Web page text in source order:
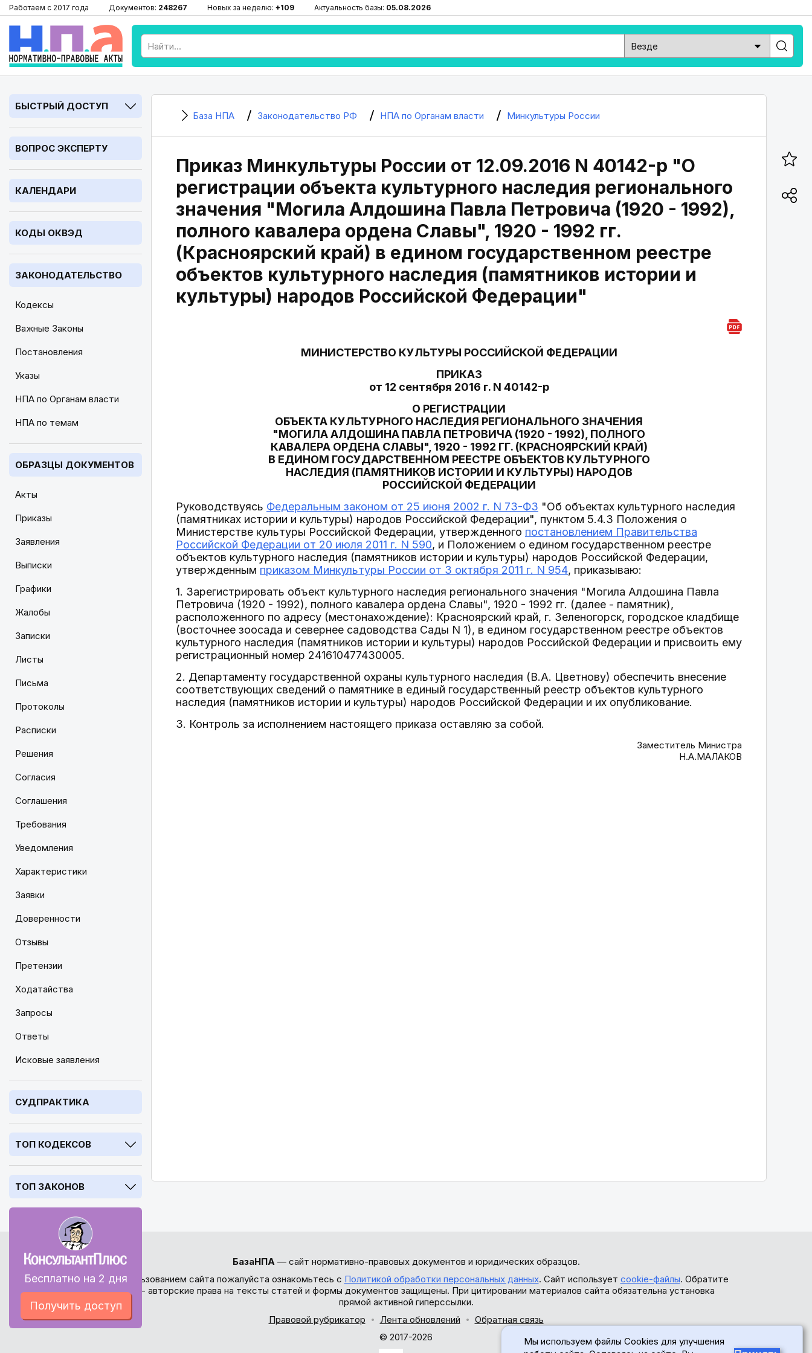
Работаем с 2017 года Документов: 248267 Новых за неделю: +109 Актуальность базы: 05.08.2026
БЫСТРЫЙ ДОСТУП
ВОПРОС ЭКСПЕРТУ
КАЛЕНДАРИ
КОДЫ ОКВЭД
ЗАКОНОДАТЕЛЬСТВО
Кодексы
Важные Законы
Постановления
Указы
НПА по Органам власти
НПА по темам
ОБРАЗЦЫ ДОКУМЕНТОВ
Акты
Приказы
Заявления
Выписки
Графики
Жалобы
Записки
Листы
Письма
Протоколы
Расписки
Решения
Согласия
Соглашения
Требования
Уведомления
Характеристики
Заявки
Доверенности
Отзывы
Претензии
Ходатайства
Запросы
Ответы
Исковые заявления
СУДПРАКТИКА
ТОП КОДЕКСОВ
ТОП ЗАКОНОВ
Бесплатно на 2 дня
Получить доступ
База НПА Законодательство РФ НПА по Органам власти Минкультуры России
Приказ Минкультуры России от 12.09.2016 N 40142-р "О
регистрации объекта культурного наследия регионального
значения "Могила Алдошина Павла Петровича (1920 - 1992),
полного кавалера ордена Славы", 1920 - 1992 гг.
(Красноярский край) в едином государственном реестре
объектов культурного наследия (памятников истории и
культуры) народов Российской Федерации"
МИНИСТЕРСТВО КУЛЬТУРЫ РОССИЙСКОЙ ФЕДЕРАЦИИ
ПРИКАЗ
от 12 сентября 2016 г. N 40142-р
О РЕГИСТРАЦИИ
ОБЪЕКТА КУЛЬТУРНОГО НАСЛЕДИЯ РЕГИОНАЛЬНОГО ЗНАЧЕНИЯ
"МОГИЛА АЛДОШИНА ПАВЛА ПЕТРОВИЧА (1920 - 1992), ПОЛНОГО
КАВАЛЕРА ОРДЕНА СЛАВЫ", 1920 - 1992 ГГ. (КРАСНОЯРСКИЙ КРАЙ)
В ЕДИНОМ ГОСУДАРСТВЕННОМ РЕЕСТРЕ ОБЪЕКТОВ КУЛЬТУРНОГО
НАСЛЕДИЯ (ПАМЯТНИКОВ ИСТОРИИ И КУЛЬТУРЫ) НАРОДОВ
РОССИЙСКОЙ ФЕДЕРАЦИИ
Руководствуясь Федеральным законом от 25 июня 2002 г. N 73-ФЗ "Об объектах культурного наследия
(памятниках истории и культуры) народов Российской Федерации", пунктом 5.4.3 Положения о
Министерстве культуры Российской Федерации, утвержденного постановлением Правительства
Российской Федерации от 20 июля 2011 г. N 590, и Положением о едином государственном реестре
объектов культурного наследия (памятников истории и культуры) народов Российской Федерации,
утвержденным приказом Минкультуры России от 3 октября 2011 г. N 954, приказываю:
1. Зарегистрировать объект культурного наследия регионального значения "Могила Алдошина Павла
Петровича (1920 - 1992), полного кавалера ордена Славы", 1920 - 1992 гг. (далее - памятник),
расположенного по адресу (местонахождение): Красноярский край, г. Зеленогорск, городское кладбище
(восточнее зоосада и севернее садоводства Сады N 1), в едином государственном реестре объектов
культурного наследия (памятников истории и культуры) народов Российской Федерации и присвоить ему
регистрационный номер 241610477430005.
2. Департаменту государственной охраны культурного наследия (В.А. Цветнову) обеспечить внесение
соответствующих сведений о памятнике в единый государственный реестр объектов культурного
наследия (памятников истории и культуры) народов Российской Федерации и их опубликование.
3. Контроль за исполнением настоящего приказа оставляю за собой.
Заместитель Министра
Н.А.МАЛАКОВ
БазаНПА— сайт нормативно-правовых документов и юридических образцов.
Перед использованием сайта пожалуйста ознакомьтесь с Политикой обработки персональных данных. Сайт использует cookie-файлы. Обратите
внимание - авторские права на тексты статей и формы документов защищены. При цитировании материалов сайта обязательна установка
прямой активной гиперссылки.
Правовой рубрикатор
Лента обновлений
Обратная связь
© 2017-2026
Мы используем файлы Cookies для улучшения